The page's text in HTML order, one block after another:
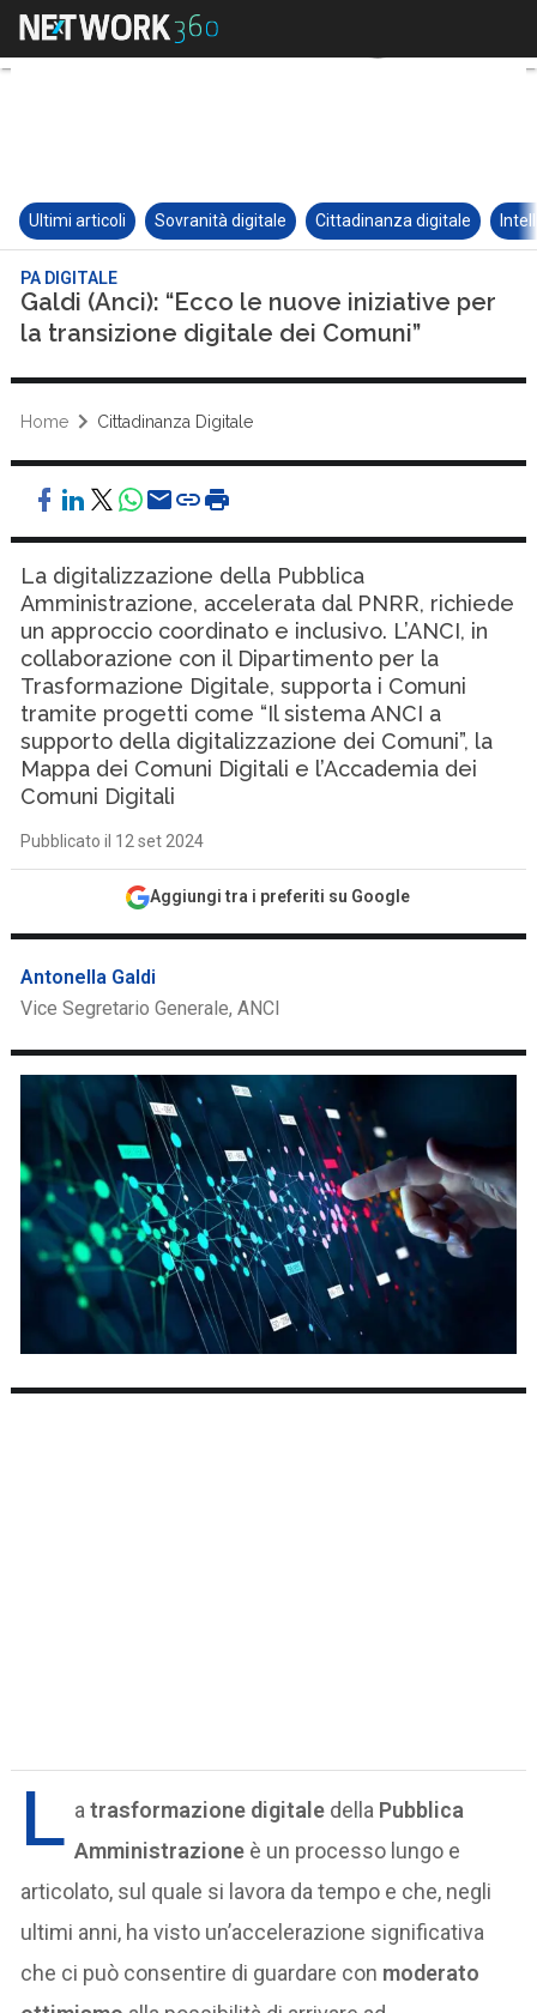
Ultimi articoli Sovranità digitale Cittadinanza digitale
PA DIGITALE
Galdi (Anci): “Ecco le nuove iniziative per
la transizione digitale dei Comuni”
Home Cittadinanza Digitale
La digitalizzazione della Pubblica
Amministrazione, accelerata dal PNRR, richiede
un approccio coordinato e inclusivo. L’ANCI, in
collaborazione con il Dipartimento per la
Trasformazione Digitale, supporta i Comuni
tramite progetti come “Il sistema ANCI a
supporto della digitalizzazione dei Comuni”, la
Mappa dei Comuni Digitali e l’Accademia dei
Comuni Digitali
Pubblicato il 12 set 2024
Aggiungi tra i preferiti su Google
Antonella Galdi
Vice Segretario Generale, ANCI
L a trasformazione digitale della Pubblica
Amministrazione è un processo lungo e
articolato, sul quale si lavora da tempo e che, negli
ultimi anni, ha visto un’accelerazione significativa
che ci può consentire di guardare con moderato